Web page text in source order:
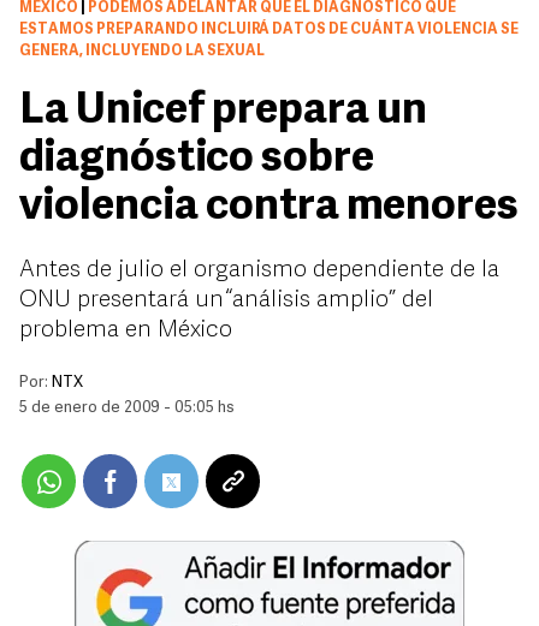
MÉXICO
PODEMOS ADELANTAR QUE EL DIAGNÓSTICO QUE
ESTAMOS PREPARANDO INCLUIRÁ DATOS DE CUÁNTA VIOLENCIA SE
GENERA, INCLUYENDO LA SEXUAL
La Unicef prepara un
diagnóstico sobre
violencia contra menores
Antes de julio el organismo dependiente de la
ONU presentará un “análisis amplio” del
problema en México
Por: NTX
5 de enero de 2009 - 05:05 hs